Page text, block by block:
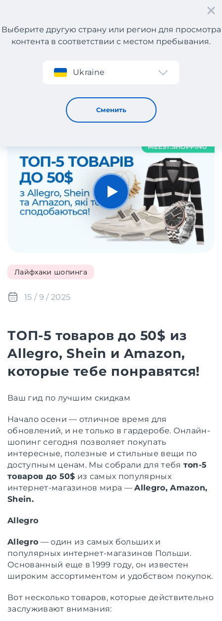
Регистрация
Выберите другую страну или регион для просмотра
контента в соответствии с местом пребывания.
Ukraine
Сменить
ТОП-5 товаров до 50$ из Allegro, Shein и Amazon,
которые тебе понравятся!
3.33
Лайфхаки шопинга
15 / 9 / 2025
ТОП-5 товаров до 50$ из
Allegro, Shein и Amazon,
которые тебе понравятся!
Ваш гид по лучшим скидкам
Начало осени — отличное время для
обновлений, и не только в гардеробе. Онлайн-
шопинг сегодня позволяет покупать
интересные, полезные и стильные вещи по
доступным ценам. Мы собрали для тебя топ-5
товаров до 50$ из самых популярных
интернет-магазинов мира —Allegro, Amazon,
Shein.
Allegro
Allegro — один из самых больших и
популярных интернет-магазинов Польши.
Основанный еще в 1999 году, он известен
широким ассортиментом и удобством покупок.
Вот несколько товаров, которые действительно
заслуживают внимания: